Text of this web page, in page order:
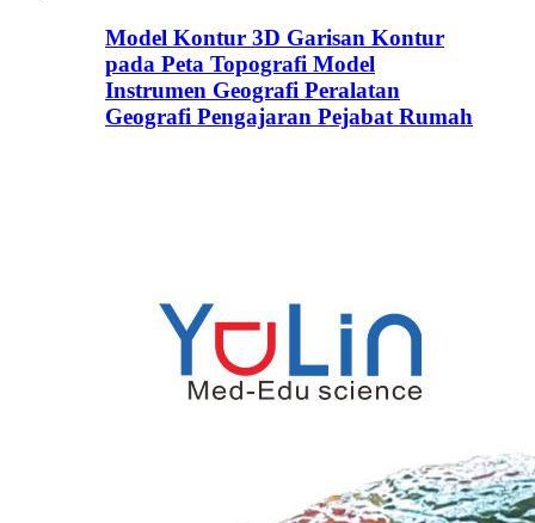
Model Kontur 3D Garisan Kontur
pada Peta Topografi Model
Instrumen Geografi Peralatan
Geografi Pengajaran Pejabat Rumah